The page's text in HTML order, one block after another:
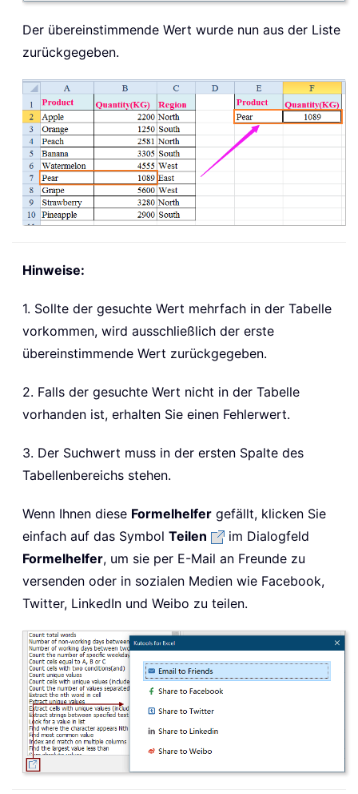
Der übereinstimmende Wert wurde nun aus der Liste
zurückgegeben.
Hinweise:
1. Sollte der gesuchte Wert mehrfach in der Tabelle
vorkommen, wird ausschließlich der erste
übereinstimmende Wert zurückgegeben.
2. Falls der gesuchte Wert nicht in der Tabelle
vorhanden ist, erhalten Sie einen Fehlerwert.
3. Der Suchwert muss in der ersten Spalte des
Tabellenbereichs stehen.
Wenn Ihnen diese Formelhelfer gefällt, klicken Sie
einfach auf das Symbol Teilen
im Dialogfeld
Formelhelfer, um sie per E-Mail an Freunde zu
versenden oder in sozialen Medien wie Facebook,
Twitter, LinkedIn und Weibo zu teilen.